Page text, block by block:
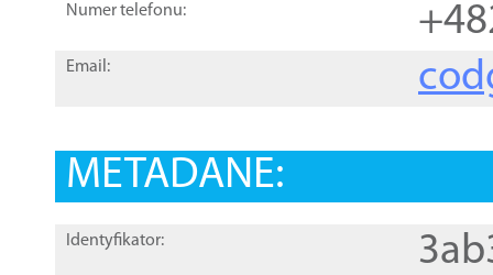
Numer telefonu:
Email:
METADANE:
Identyfikator: